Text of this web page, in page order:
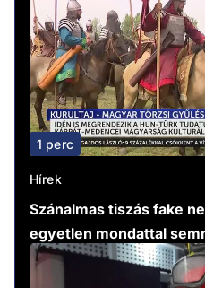
1 perc
Hírek
Szánalmas tiszás fake
egyetlen mondattal